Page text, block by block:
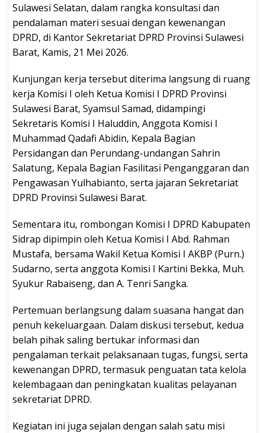
Sulawesi Selatan, dalam rangka konsultasi dan
pendalaman materi sesuai dengan kewenangan
DPRD, di Kantor Sekretariat DPRD Provinsi Sulawesi
Barat, Kamis, 21 Mei 2026.
Kunjungan kerja tersebut diterima langsung di ruang
kerja Komisi I oleh Ketua Komisi I DPRD Provinsi
Sulawesi Barat, Syamsul Samad, didampingi
Sekretaris Komisi I Haluddin, Anggota Komisi I
Muhammad Qadafi Abidin, Kepala Bagian
Persidangan dan Perundang-undangan Sahrin
Salatung, Kepala Bagian Fasilitasi Penganggaran dan
Pengawasan Yulhabianto, serta jajaran Sekretariat
DPRD Provinsi Sulawesi Barat.
Sementara itu, rombongan Komisi I DPRD Kabupaten
Sidrap dipimpin oleh Ketua Komisi I Abd. Rahman
Mustafa, bersama Wakil Ketua Komisi I AKBP (Purn.)
Sudarno, serta anggota Komisi I Kartini Bekka, Muh.
Syukur Rabaiseng, dan A. Tenri Sangka.
Pertemuan berlangsung dalam suasana hangat dan
penuh kekeluargaan. Dalam diskusi tersebut, kedua
belah pihak saling bertukar informasi dan
pengalaman terkait pelaksanaan tugas, fungsi, serta
kewenangan DPRD, termasuk penguatan tata kelola
kelembagaan dan peningkatan kualitas pelayanan
sekretariat DPRD.
Kegiatan ini juga sejalan dengan salah satu misi